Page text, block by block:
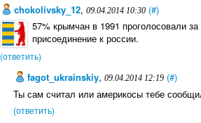
chokolivsky_12,09.04.2014 10:30 (#)
57% крымчан в 1991 проголосовали
присоединение к россии.
(ответить)
fagot_ukrainskiy, 09.04.2014 12:19 (#)
Ты сам считал или америкосы тебе
(ответить)